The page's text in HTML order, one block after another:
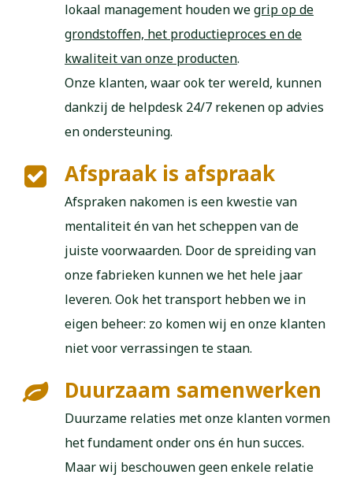
lokaal management houden wegrip op de
grondstoffen, het productieproces en de
kwaliteit van onze producten.
Onze klanten, waar ook ter wereld, kunnen
dankzij de helpdesk 24/7 rekenen op advies
en ondersteuning.
Afspraak is afspraak
Afspraken nakomen is een kwestie van
mentaliteit én van het scheppen van de
juiste voorwaarden. Door de spreiding van
onze fabrieken kunnen we het hele jaar
leveren. Ook het transport hebben we in
eigen beheer: zo komen wij en onze klanten
niet voor verrassingen te staan.
Duurzaam samenwerken
Duurzame relaties met onze klanten vormen
het fundament onder ons én hun succes.
Maar wij beschouwen geen enkele relatie